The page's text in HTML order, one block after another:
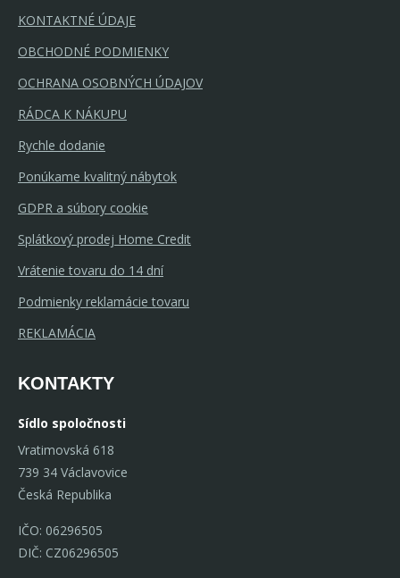
KONTAKTNÉ ÚDAJE
OBCHODNÉ PODMIENKY
OCHRANA OSOBNÝCH ÚDAJOV
RÁDCA K NÁKUPU
Rychle dodanie
Ponúkame kvalitný nábytok
GDPR a súbory cookie
Splátkový prodej Home Credit
Vrátenie tovaru do 14 dní
Podmienky reklamácie tovaru
REKLAMÁCIA
KONTAKTY
Sídlo spoločnosti
Vratimovská 618
739 34 Václavovice
Česká Republika
IČO: 06296505
DIČ: CZ06296505